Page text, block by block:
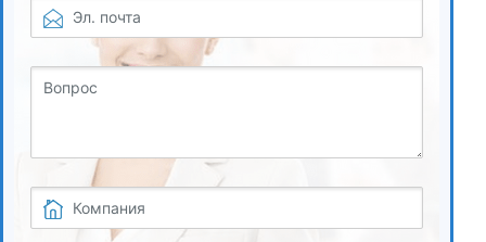
требованиям
3.5
Оценивание контролепригодности конструкции
Установление полноты и правильности требований к
методикам измерений
Эл. почта
Вопрос
Компания